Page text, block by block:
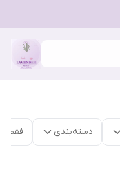
دسته‌بندی فقط